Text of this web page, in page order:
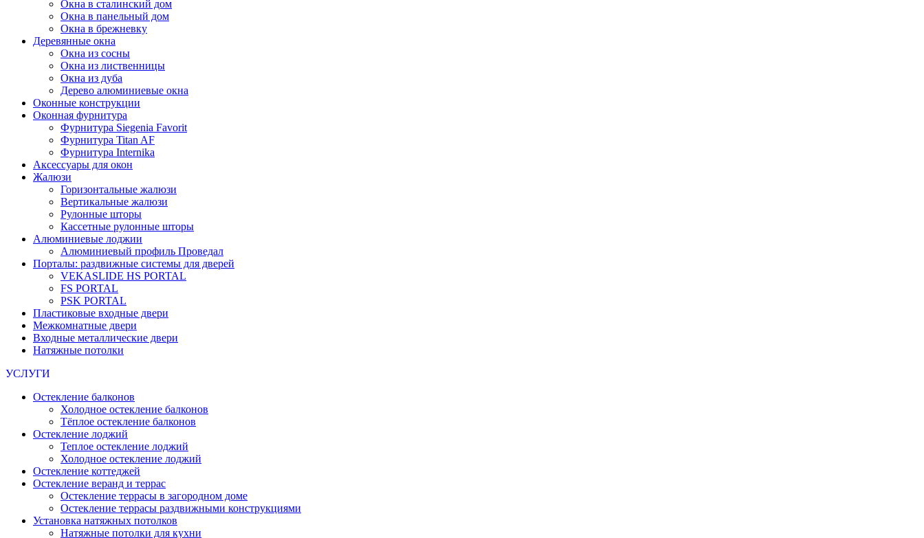
Окна в сталинский дом
Окна в панельный дом
Окна в брежневку
Деревянные окна
Окна из сосны
Окна из лиственницы
Окна из дуба
Дерево алюминиевые окна
Оконные конструкции
Оконная фурнитура
Фурнитура Siegenia Favorit
Фурнитура Titan AF
Фурнитура Internika
Аксессуары для окон
Жалюзи
Горизонтальные жалюзи
Вертикальные жалюзи
Рулонные шторы
Кассетные рулонные шторы
Алюминиевые лоджии
Алюминиевый профиль Проведал
Порталы: раздвижные системы для дверей
VEKASLIDE HS PORTAL
FS PORTAL
PSK PORTAL
Пластиковые входные двери
Межкомнатные двери
Входные металлические двери
Натяжные потолки
УСЛУГИ
Остекление балконов
Холодное остекление балконов
Тёплое остекление балконов
Остекление лоджий
Теплое остекление лоджий
Холодное остекление лоджий
Остекление коттеджей
Остекление веранд и террас
Остекление террасы в загородном доме
Остекление террасы раздвижными конструкциями
Установка натяжных потолков
Натяжные потолки для кухни